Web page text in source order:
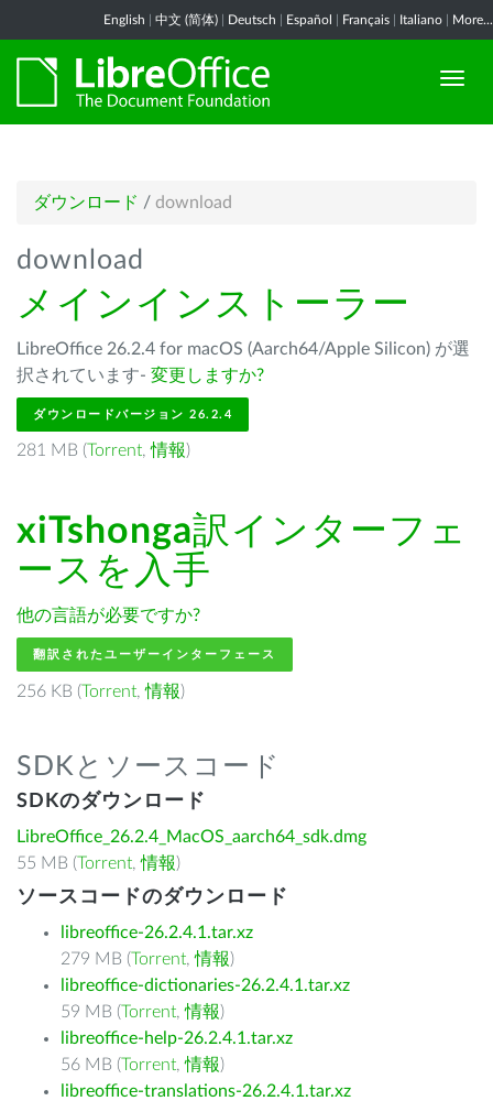
English 中文 (简体) Deutsch Español Français Italiano More...
ダウンロード / download
download
メインインストーラー
LibreOffice 26.2.4 for macOS (Aarch64/Apple Silicon) が選
択されています- 変更しますか?
ダウンロードバージョン 26.2.4
281 MB (Torrent,情報)
xiTshonga訳インターフェ
ースを入手
他の言語が必要ですか?
翻訳されたユーザーインターフェース
256 KB (Torrent,情報)
SDKとソースコード
SDKのダウンロード
LibreOffice_26.2.4_MacOS_aarch64_sdk.dmg
55 MB (Torrent,情報)
ソースコードのダウンロード
libreoffice-26.2.4.1.tar.xz
279 MB (Torrent,情報)
libreoffice-dictionaries-26.2.4.1.tar.xz
59 MB (Torrent,情報)
libreoffice-help-26.2.4.1.tar.xz
56 MB (Torrent,情報)
libreoffice-translations-26.2.4.1.tar.xz